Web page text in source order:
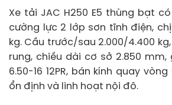
Xe tải JAC H250 E5 thùng bạt
cường lực 2 lớp sơn tĩnh điện,
kg. Cầu trước/sau 2.000/4.400
rung, chiều dài cơ sở 2.850 mm,
6.50-16 12PR, bán kính quay
ổn định và linh hoạt nội đô.